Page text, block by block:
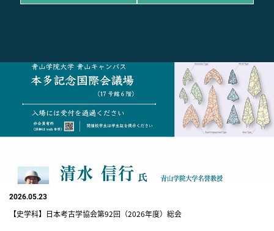
2026.05.23
【史学科】日本考古学協会第92回（2026年度）総会